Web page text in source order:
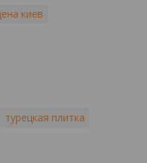
киев
турецкая плитка